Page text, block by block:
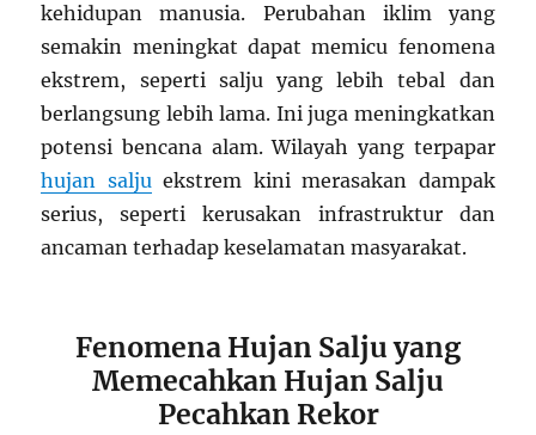
kehidupan manusia. Perubahan iklim yang
semakin meningkat dapat memicu fenomena
ekstrem, seperti salju yang lebih tebal dan
berlangsung lebih lama. Ini juga meningkatkan
potensi bencana alam. Wilayah yang terpapar
hujan saljuekstrem kini merasakan dampak
serius, seperti kerusakan infrastruktur dan
ancaman terhadap keselamatan masyarakat.
Fenomena Hujan Salju yang
Memecahkan Hujan Salju
Pecahkan Rekor